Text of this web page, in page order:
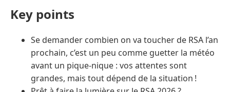
Key points
Se demander combien on va toucher de RSA l’an
prochain, c’est un peu comme guetter la météo
avant un pique-nique : vos attentes sont
grandes, mais tout dépend de la situation !